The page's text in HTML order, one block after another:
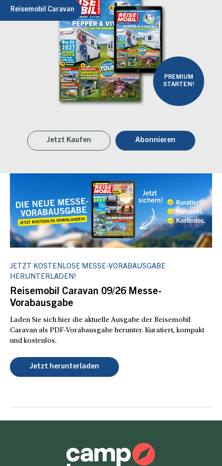
Reisemobil Caravan
PREMIUM
STARTEN!
Jetzt Kaufen Abonnieren
JETZT KOSTENLOSE MESSE-VORABAUSGABE
HERUNTERLADEN!
Reisemobil Caravan 09/26 Messe-
Vorabausgabe
Laden Sie sich hier die aktuelle Ausgabe der Reisemobil
Caravan als PDF-Vorabausgabe herunter. Kuratiert, kompakt
und kostenlos.
Jetzt herunterladen